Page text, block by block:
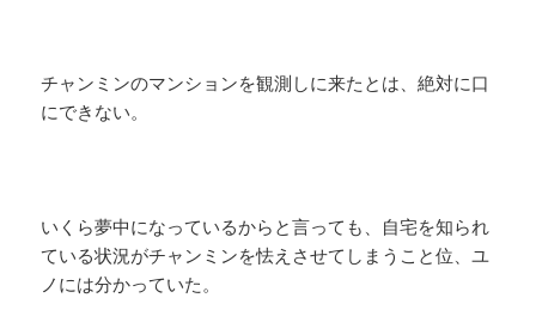
チャンミンのマンションを観測しに来たとは、絶対に口
にできない。
いくら夢中になっているからと言っても、自宅を知られ
ている状況がチャンミンを怯えさせてしまうこと位、ユ
ノには分かっていた。